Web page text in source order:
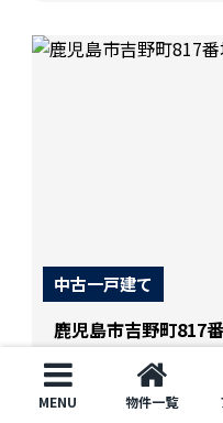
中古一戸建て
鹿児島市吉野町817
天神山北口バス停 徒
ご成約
MENU 物件一覧